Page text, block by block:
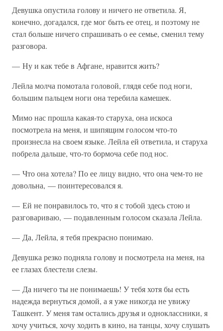
Девушка опустила голову и ничего не ответила. Я,
конечно, догадался, где мог быть ее отец, и поэтому не
стал больше ничего спрашивать о ее семье, сменил тему
разговора.
— Ну и как тебе в Афгане, нравится жить?
Лейла молча помотала головой, глядя себе под ноги,
большим пальцем ноги она теребила камешек.
Мимо нас прошла какая-то старуха, она искоса
посмотрела на меня, и шипящим голосом что-то
произнесла на своем языке. Лейла ей ответила, и старуха
побрела дальше, что-то бормоча себе под нос.
— Что она хотела? По ее лицу видно, что она чем-то не
довольна, — поинтересовался я.
— Ей не понравилось то, что я с тобой здесь стою и
разговариваю, — подавленным голосом сказала Лейла.
— Да, Лейла, я тебя прекрасно понимаю.
Девушка резко подняла голову и посмотрела на меня, на
ее глазах блестели слезы.
— Да ничего ты не понимаешь! У тебя хотя бы есть
надежда вернуться домой, а я уже никогда не увижу
Ташкент. У меня там остались друзья и одноклассники, я
хочу учиться, хочу ходить в кино, на танцы, хочу слушать